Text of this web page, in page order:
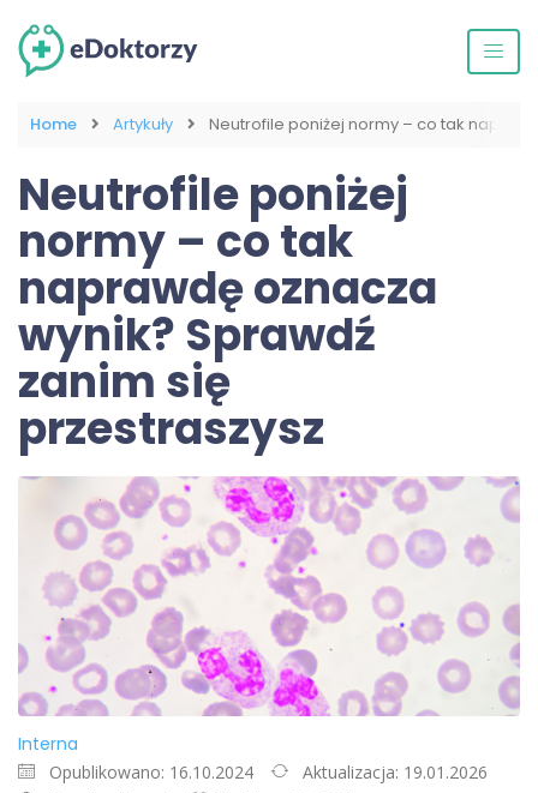
Home Artykuły Neutrofile poniżej normy – co tak
Neutrofile poniżej
normy – co tak
naprawdę oznacza
wynik? Sprawdź
zanim się
przestraszysz
Interna
Opublikowano: 16.10.2024 Aktualizacja: 19.01.2026